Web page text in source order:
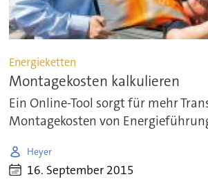
Energieketten
Montagekosten kalkulieren
Ein Online-Tool sorgt für mehr
Montagekosten von
Heyer
16. September 2015